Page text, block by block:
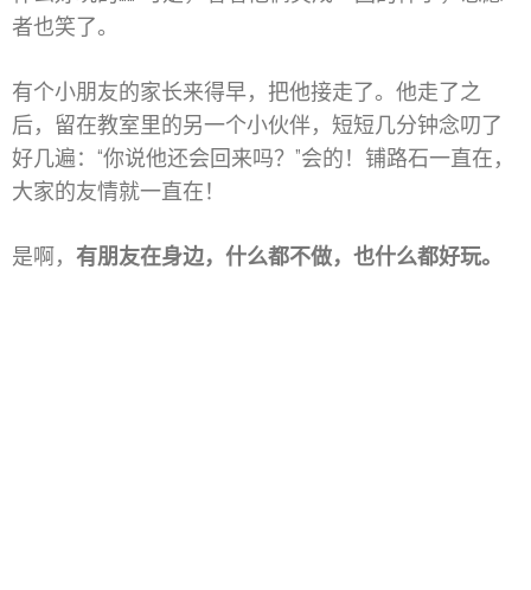
者也笑了。
有个小朋友的家长来得早，把他接走了。他走了之
后，留在教室里的另一个小伙伴，短短几分钟念叨了
好几遍：“你说他还会回来吗？”会的！铺路石一直在，
大家的友情就一直在！
是啊， 有朋友在身边，什么都不做，也什么都好玩。